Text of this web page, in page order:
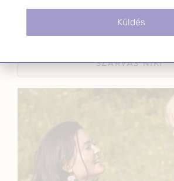
SZARVAS NIKI
Küldés